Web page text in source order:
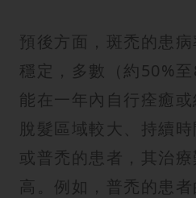
預後方面，斑禿的患
穩定，多數（約50%
能在一年內自行痊癒
脫髮區域較大、持續
或普禿的患者，其治
高。例如，普禿的患